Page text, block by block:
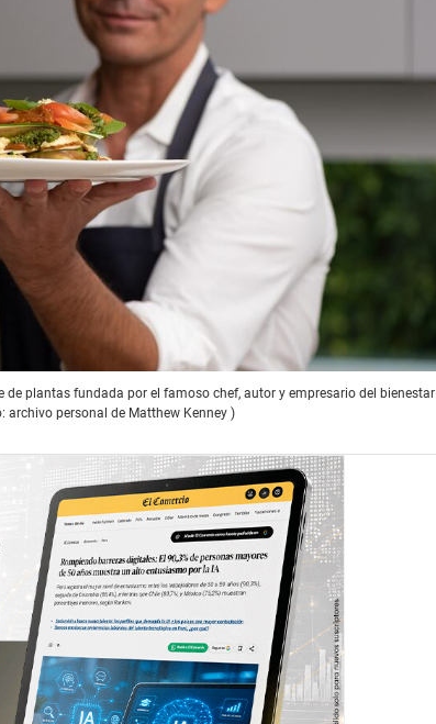
de plantas fundada por el famoso chef, autor y empresario del bienestar
archivo personal de Matthew Kenney )